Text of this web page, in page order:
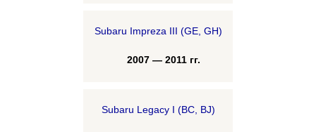
Subaru Impreza III (GE, GH)
2007 — 2011 гг.
Subaru Legacy I (BC, BJ)